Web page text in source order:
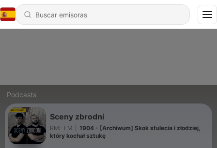
Podcasts
Sceny zbrodni
RMF FM
1904 - [Archiwum] Skok stulecia i złodziej,
który kochał sztukę